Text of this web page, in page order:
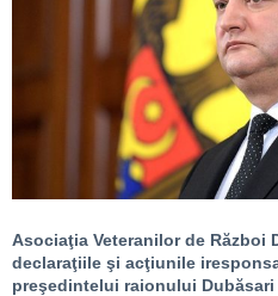
Asociaţia Veteranilor de Război
declaraţiile şi acţiunile
preşedintelui raionului